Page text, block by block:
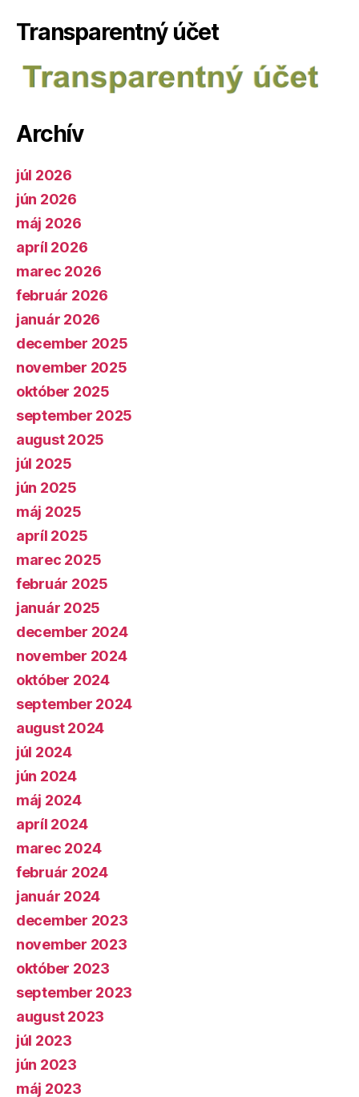
Transparentný účet
Archív
júl 2026
jún 2026
máj 2026
apríl 2026
marec 2026
február 2026
január 2026
december 2025
november 2025
október 2025
september 2025
august 2025
júl 2025
jún 2025
máj 2025
apríl 2025
marec 2025
február 2025
január 2025
december 2024
november 2024
október 2024
september 2024
august 2024
júl 2024
jún 2024
máj 2024
apríl 2024
marec 2024
február 2024
január 2024
december 2023
november 2023
október 2023
september 2023
august 2023
júl 2023
jún 2023
máj 2023